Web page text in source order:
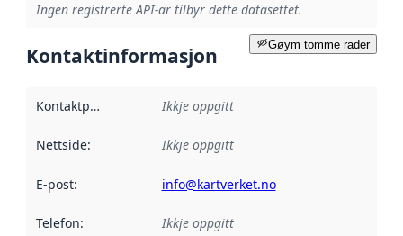
Ingen registrerte API-ar tilbyr dette datasettet.
Gøym tomme rader
Kontaktinformasjon
Kontaktpunkt Ikkje oppgitt
Nettside: Ikkje oppgitt
E-post: info@kartverket.no
Telefon: Ikkje oppgitt